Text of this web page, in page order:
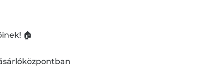
🏠